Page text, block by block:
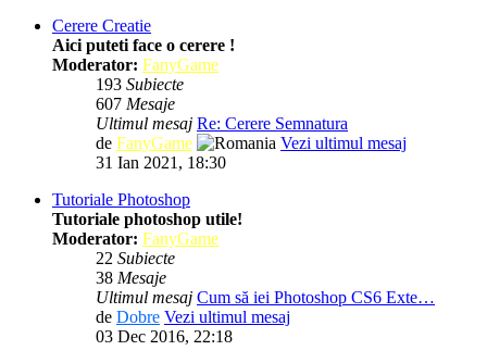
Cerere Creatie
Aici puteti face o cerere !
Moderator: FanyGame
193 Subiecte
607 Mesaje
Ultimul mesaj Re: Cerere Semnatura
de FanyGame
Vezi ultimul mesaj
31 Ian 2021, 18:30
Tutoriale Photoshop
Tutoriale photoshop utile!
Moderator: FanyGame
22 Subiecte
38 Mesaje
Ultimul mesaj Cum să iei Photoshop CS6 Exte…
de Dobre Vezi ultimul mesaj
03 Dec 2016, 22:18